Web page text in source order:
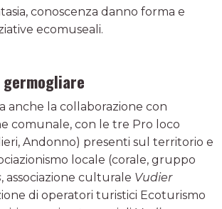
conoscenza danno forma e
ecomuseali.
anche la collaborazione con
comunale, con le tre Pro loco
Andonno) presenti sul territorio e
locale (corale, gruppo
, associazione culturale Vudier
di operatori turistici Ecoturismo